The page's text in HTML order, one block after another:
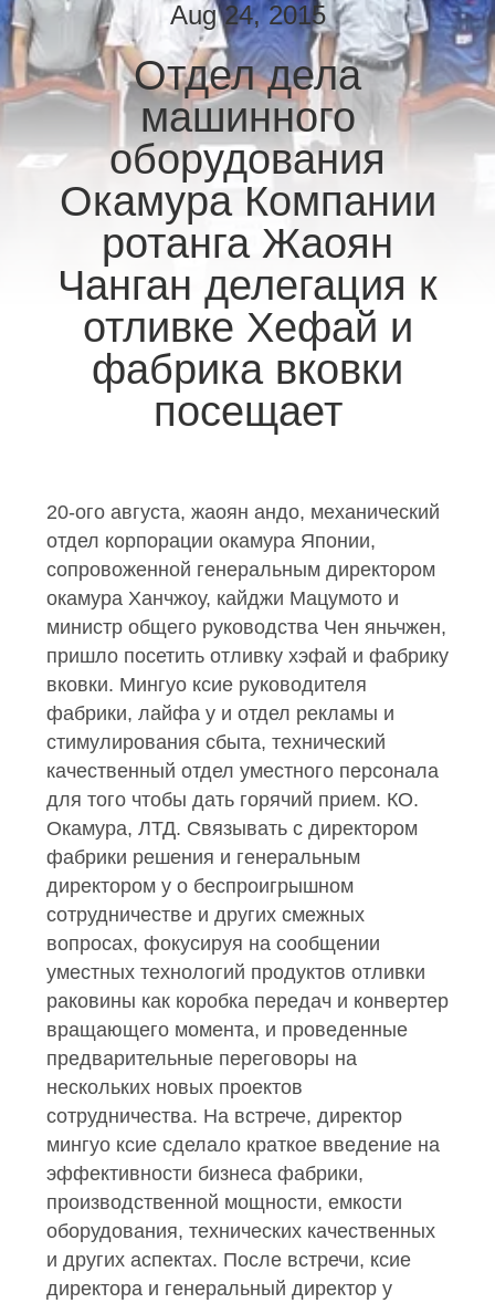
КАЧЕСТВА
СВЯЖИТЕСЬ
МЫ
НОВОСТИ
СПРОСИТЕ
ЦИТАТУ
КАРТА
POLICY
Aug 24, 2015
Отдел дела
машинного
оборудования
Окамура Компании
ротанга Жаоян
Чанган делегация к
отливке Хефай и
фабрика вковки
посещает
20-ого августа, жаоян андо, механический
отдел корпорации окамура Японии,
сопровоженной генеральным директором
окамура Ханчжоу, кайджи Мацумото и
министр общего руководства Чен яньчжен,
пришло посетить отливку хэфай и фабрику
вковки. Мингуо ксие руководителя
фабрики, лайфа у и отдел рекламы и
стимулирования сбыта, технический
качественный отдел уместного персонала
для того чтобы дать горячий прием. КО.
Окамура, ЛТД. Связывать с директором
фабрики решения и генеральным
директором у о беспроигрышном
сотрудничестве и других смежных
вопросах, фокусируя на сообщении
уместных технологий продуктов отливки
раковины как коробка передач и конвертер
вращающего момента, и проведенные
предварительные переговоры на
нескольких новых проектов
сотрудничества. На встрече, директор
мингуо ксие сделало краткое введение на
эффективности бизнеса фабрики,
производственной мощности, емкости
оборудования, технических качественных
и других аспектах. После встречи, ксие
директора и генеральный директор у